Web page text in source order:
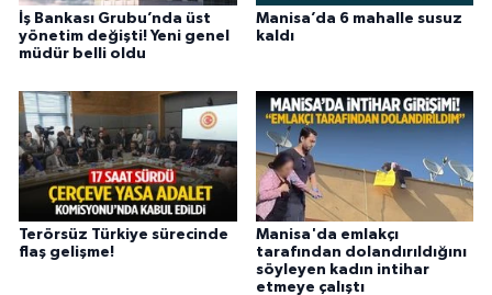
İş Bankası Grubu’nda üst
yönetim değişti! Yeni genel
müdür belli oldu
Manisa’da 6 mahalle susuz
kaldı
Terörsüz Türkiye sürecinde
flaş gelişme!
Manisa'da emlakçı
tarafından dolandırıldığını
söyleyen kadın intihar
etmeye çalıştı